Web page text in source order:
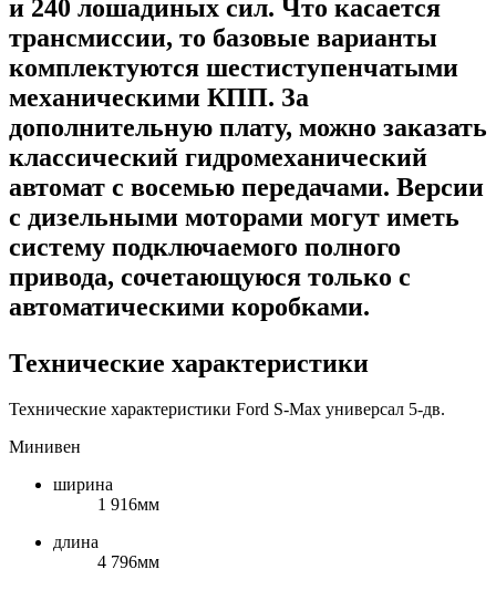
и 240 лошадиных сил. Что касается
трансмиссии, то базовые варианты
комплектуются шестиступенчатыми
механическими КПП. За
дополнительную плату, можно заказать
классический гидромеханический
автомат с восемью передачами. Версии
с дизельными моторами могут иметь
систему подключаемого полного
привода, сочетающуюся только с
автоматическими коробками.
Технические характеристики
Технические характеристики Ford S-Max универсал 5-дв.
Минивен
ширина
1 916мм
длина
4 796мм